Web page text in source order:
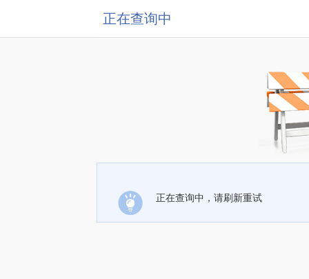
正在查询中
正在查询中，请刷新重试